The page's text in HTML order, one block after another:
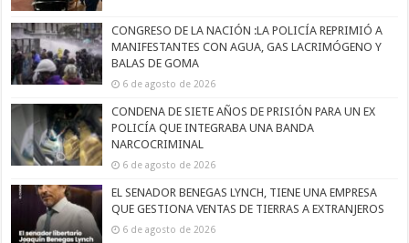
CONGRESO DE LA NACIÓN :LA POLICÍA REPRIMIÓ A
MANIFESTANTES CON AGUA, GAS LACRIMÓGENO Y
BALAS DE GOMA
6 de agosto de 2026
CONDENA DE SIETE AÑOS DE PRISIÓN PARA UN EX
POLICÍA QUE INTEGRABA UNA BANDA
NARCOCRIMINAL
6 de agosto de 2026
EL SENADOR BENEGAS LYNCH, TIENE UNA EMPRESA
QUE GESTIONA VENTAS DE TIERRAS A EXTRANJEROS
6 de agosto de 2026